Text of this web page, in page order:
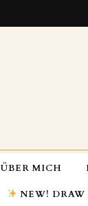
ÜBER MICH
NEW! DRAW